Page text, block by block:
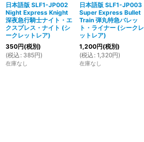
日本語版 SLF1-JP002
Night Express Knight
深夜急行騎士ナイト・エ
クスプレス・ナイト (シ
ークレットレア)
350円(税別)
(税込 : 385円)
在庫なし
日本語版 SLF1-JP003
Super Express Bullet
Train 弾丸特急バレッ
ト・ライナー (シークレ
ットレア)
1,200円(税別)
(税込 : 1,320円)
在庫なし